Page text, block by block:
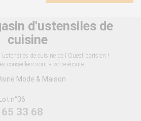
d'ustensiles de
cuisine
de cuisine de l'Ouest parisien !
conseillers sont à votre écoute.
Mode & Maison
n°36
33 68